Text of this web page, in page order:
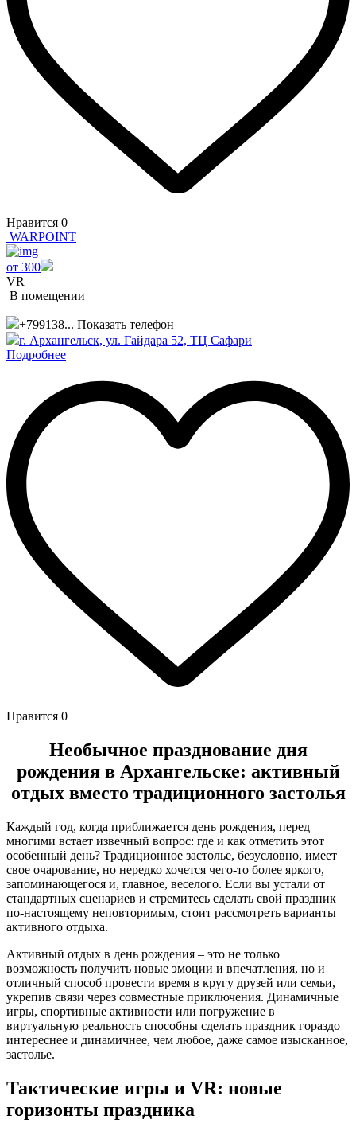
Нравится 0
WARPOINT
от 300
VR
В помещении
+799138... Показать телефон
г. Архангельск, ул. Гайдара 52, ТЦ Сафари
Подробнее
Нравится 0
Необычное празднование дня
рождения в Архангельске: активный
отдых вместо традиционного застолья
Каждый год, когда приближается день рождения, перед
многими встает извечный вопрос: где и как отметить этот
особенный день? Традиционное застолье, безусловно, имеет
свое очарование, но нередко хочется чего-то более яркого,
запоминающегося и, главное, веселого. Если вы устали от
стандартных сценариев и стремитесь сделать свой праздник
по-настоящему неповторимым, стоит рассмотреть варианты
активного отдыха.
Активный отдых в день рождения – это не только
возможность получить новые эмоции и впечатления, но и
отличный способ провести время в кругу друзей или семьи,
укрепив связи через совместные приключения. Динамичные
игры, спортивные активности или погружение в
виртуальную реальность способны сделать праздник гораздо
интереснее и динамичнее, чем любое, даже самое изысканное,
застолье.
Тактические игры и VR: новые
горизонты праздника